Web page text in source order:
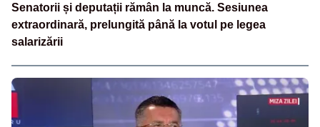
Senatorii și deputații rămân la muncă. Sesiunea
extraordinară, prelungită până la votul pe legea
salarizării